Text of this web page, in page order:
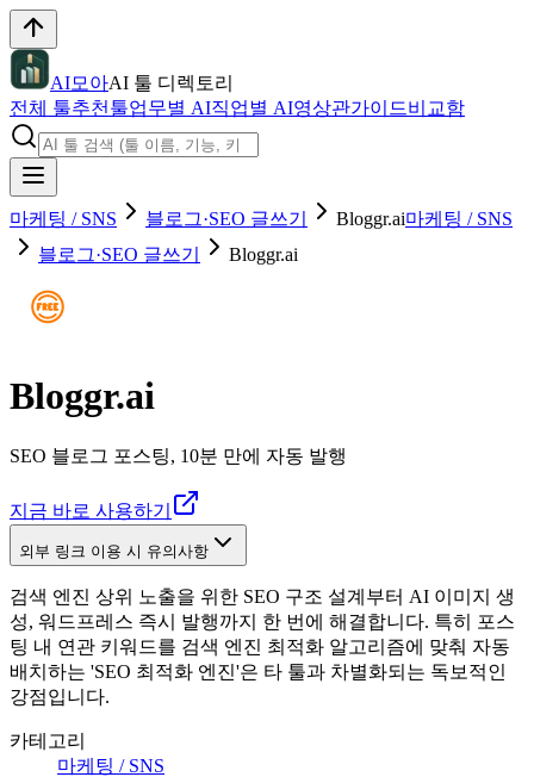
AI모아AI 툴 디렉토리
전체 툴추천툴업무별 AI직업별 AI영상관가이드비교함
마케팅 / SNS 블로그·SEO 글쓰기 Bloggr.ai마케팅 / SNS
블로그·SEO 글쓰기
Bloggr.ai
Bloggr.ai
SEO 블로그 포스팅, 10분 만에 자동 발행
지금 바로 사용하기
외부 링크 이용 시 유의사항
검색 엔진 상위 노출을 위한 SEO 구조 설계부터 AI 이미지 생
성, 워드프레스 즉시 발행까지 한 번에 해결합니다. 특히 포스
팅 내 연관 키워드를 검색 엔진 최적화 알고리즘에 맞춰 자동
배치하는 'SEO 최적화 엔진'은 타 툴과 차별화되는 독보적인
강점입니다.
카테고리
마케팅 / SNS